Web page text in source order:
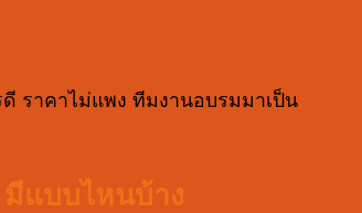
ราคาไม่แพง ทีมงานอบรมมาเป็น
มีแบบไหนบ้าง